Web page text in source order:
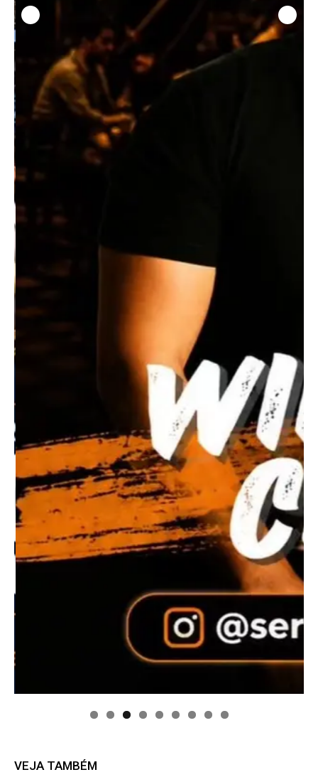
VEJA TAMBÉM